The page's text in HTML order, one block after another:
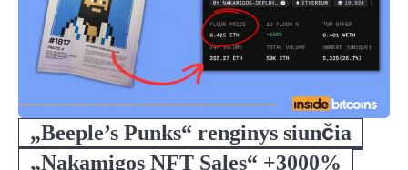
„Beeple’s Punks“ renginys siunčia
„Nakamigos NFT Sales“ +3000%